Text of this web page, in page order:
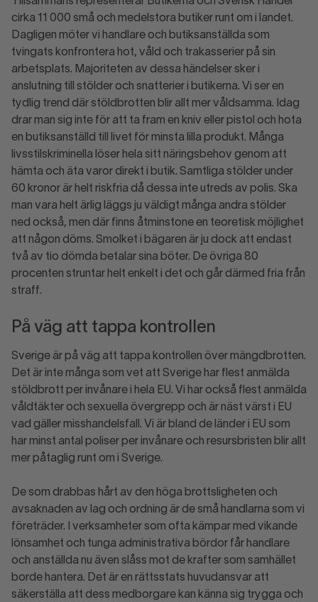
cirka 11 000 små och medelstora butiker runt om i landet.
Dagligen möter vi handlare och butiksanställda som
tvingats konfrontera hot, våld och trakasserier på sin
arbetsplats. Majoriteten av dessa händelser sker i
anslutning till stölder och snatterier i butikerna. Vi ser en
tydlig trend där stöldbrotten blir allt mer våldsamma. Idag
drar man sig inte för att ta fram en kniv eller pistol och hota
en butiksanställd till livet för minsta lilla produkt. Många
livsstilskriminella löser hela sitt näringsbehov genom att
hämta och äta varor direkt i butik. Samtliga stölder under
60 kronor är helt riskfria då dessa inte utreds av polis. Ska
man vara helt ärlig läggs ju väldigt många andra stölder
ned också, men där finns åtminstone en teoretisk möjlighet
att någon döms. Smolket i bägaren är ju dock att endast
två av tio dömda betalar sina böter. De övriga 80
procenten struntar helt enkelt i det och går därmed fria från
straff.
På väg att tappa kontrollen
Sverige är på väg att tappa kontrollen över mängdbrotten.
Det är inte många som vet att Sverige har flest anmälda
stöldbrott per invånare i hela EU. Vi har också flest anmälda
våldtäkter och sexuella övergrepp och är näst värst i EU
vad gäller misshandelsfall. Vi är bland de länder i EU som
har minst antal poliser per invånare och resursbristen blir allt
mer påtaglig runt om i Sverige.
De som drabbas hårt av den höga brottsligheten och
avsaknaden av lag och ordning är de små handlarna som vi
företräder. I verksamheter som ofta kämpar med vikande
lönsamhet och tunga administrativa bördor får handlare
och anställda nu även slåss mot de krafter som samhället
borde hantera. Det är en rättsstats huvudansvar att
säkerställa att dess medborgare kan känna sig trygga och